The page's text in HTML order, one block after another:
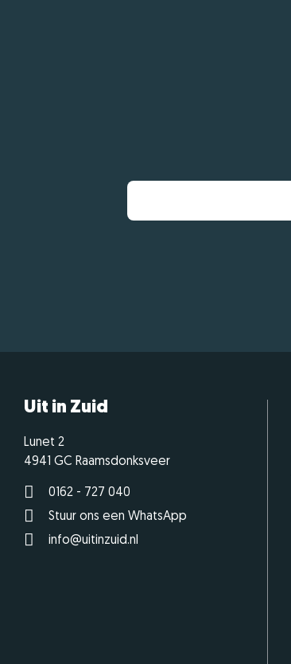
Uit in Zuid
Lunet 2
4941 GC Raamsdonksveer
0162 - 727 040
Stuur ons een WhatsApp
info@uitinzuid.nl